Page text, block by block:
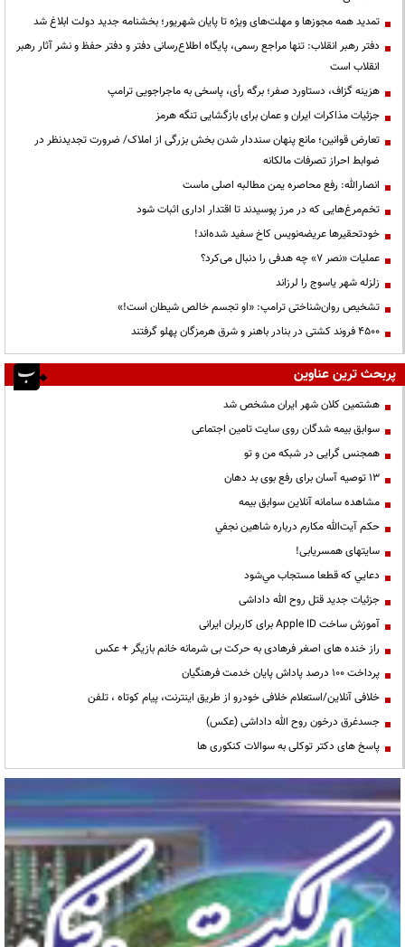
تمدید همه مجوزها و مهلت‌های ویژه تا پایان شهریور؛ بخشنامه جدید دولت ابلاغ شد
دفتر رهبر انقلاب: تنها مراجع رسمی، پایگاه اطلاع‌رسانی دفتر و دفتر حفظ و نشر آثار رهبر
انقلاب است
هزینه گزاف، دستاورد صفر؛ برگه رأی، پاسخی به ماجراجویی ترامپ
جزئیات مذاکرات ایران و عمان برای بازگشایی تنگه هرمز
تعارض قوانین؛ مانع پنهان سنددار شدن بخش بزرگی از املاک/ ضرورت تجدیدنظر در
ضوابط احراز تصرفات مالکانه
انصارالله: رفع محاصره یمن مطالبه اصلی ماست
تخم‌مرغ‌هایی که در مرز پوسیدند تا اقتدار اداری اثبات شود
خودتحقیرها عریضه‌نویس کاخ سفید شده‌اند!
عملیات «نصر ۷» چه هدفی را دنبال می‌کرد؟
زلزله شهر یاسوج را لرزاند
تشخیص روان‌شناختی ترامپ: «او تجسم خالص شیطان است!»
۴۵۰۰ فروند کشتی در بنادر باهنر و شرق هرمزگان پهلو گرفتند
پربحث ترین عناوین
هشتمین کلان شهر ایران مشخص شد
سوابق بیمه شدگان روی سایت تامین اجتماعی
همجنس گرایی در شبکه من و تو
13 توصیه آسان برای رفع بوی بد دهان
مشاهده سامانه آنلاين سوابق بیمه
حكم آيت‌الله مكارم درباره شاهين نجفي
سایتهای همسریابی!
دعايي كه قطعا مستجاب مي‌شود
جزئیات جدید قتل روح الله داداشی
آموزش ساخت Apple ID برای کاربران ایرانی
راز خنده های اصغر فرهادی به حرکت بی شرمانه خانم بازیگر + عکس
پرداخت ۱۰۰ درصد پاداش پایان خدمت فرهنگیان
خلافی آنلاین/استعلام خلافی خودرو از طریق اینترنت، پیام کوتاه ، تلفن
جسدغرق درخون روح الله داداشی (عکس)
پاسخ های دکتر توکلی به سوالات کنکوری ها